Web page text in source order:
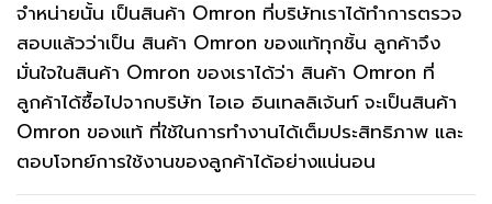
จำหน่ายนั้น เป็นสินค้า Omron ที่บริษัทเราได้ทำการตรวจ
สอบแล้วว่าเป็น สินค้า Omron ของแท้ทุกชิ้น ลูกค้าจึง
มั่นใจในสินค้า Omron ของเราได้ว่า สินค้า Omron ที่
ลูกค้าได้ซื้อไปจากบริษัท ไอเอ อินเทลลิเจ้นท์ จะเป็นสินค้า
Omron ของแท้ ที่ใช้ในการทำงานได้เต็มประสิทธิภาพ และ
ตอบโจทย์การใช้งานของลูกค้าได้อย่างแน่นอน